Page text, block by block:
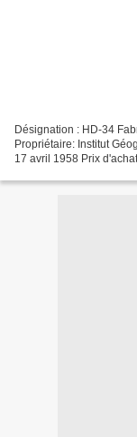
Désignation : HD-34
Propriétaire: Institut
17 avril 1958 Prix